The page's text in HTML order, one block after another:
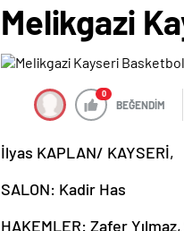
Melikgazi
0
BEĞENDİM
İlyas KAPLAN/ KAYSERİ,
SALON: Kadir Has
HAKEMLER: Zafer